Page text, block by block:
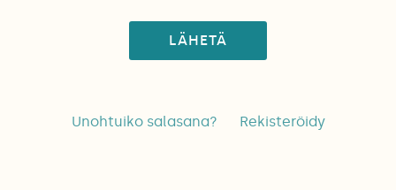
LÄHETÄ
Unohtuiko salasana? Rekisteröidy